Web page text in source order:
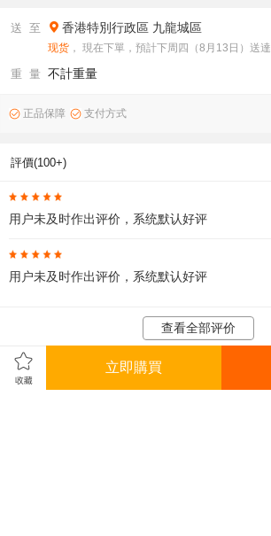
送 至 香港特別行政區 九龍城區
现货 ， 現在下單，預計下周四（8月13日）送達
重 量 不計重量
正品保障 支付方式
評價(100+)
用户未及时作出评价，系统默认好评
用户未及时作出评价，系统默认好评
查看全部评价
圖文詳情
立即購買